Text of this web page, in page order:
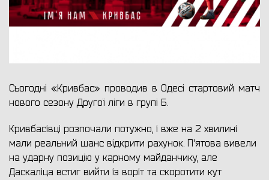
Сьогодні «Кривбас» проводив в Одесі стартовий матч
нового сезону Другої ліги в групі Б.
Кривбасівці розпочали потужно, і вже на 2 хвилині
мали реальний шанс відкрити рахунок. П'ятова вивели
на ударну позицію у карному майданчику, але
Даскаліца встиг вийти із воріт та скоротити кут